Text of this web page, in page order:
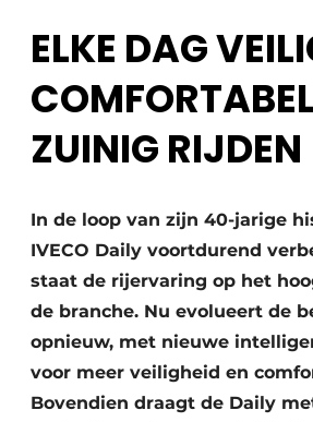
Vacatures
Video’s
Aanmelden
Bedrijven
Contact
Akoestiek
Beton & Staalbouw
Brandveiligheid
Evenementen
Dak & Gevel
Houtbouw
HVAC
ELKE DAG
ZUINIG RIJDEN
In de loop van zijn 40-jarige
IVECO Daily voortdurend
staat de rijervaring op het
de branche. Nu evolueert de
opnieuw, met nieuwe
voor meer veiligheid en
Bovendien draagt de Daily